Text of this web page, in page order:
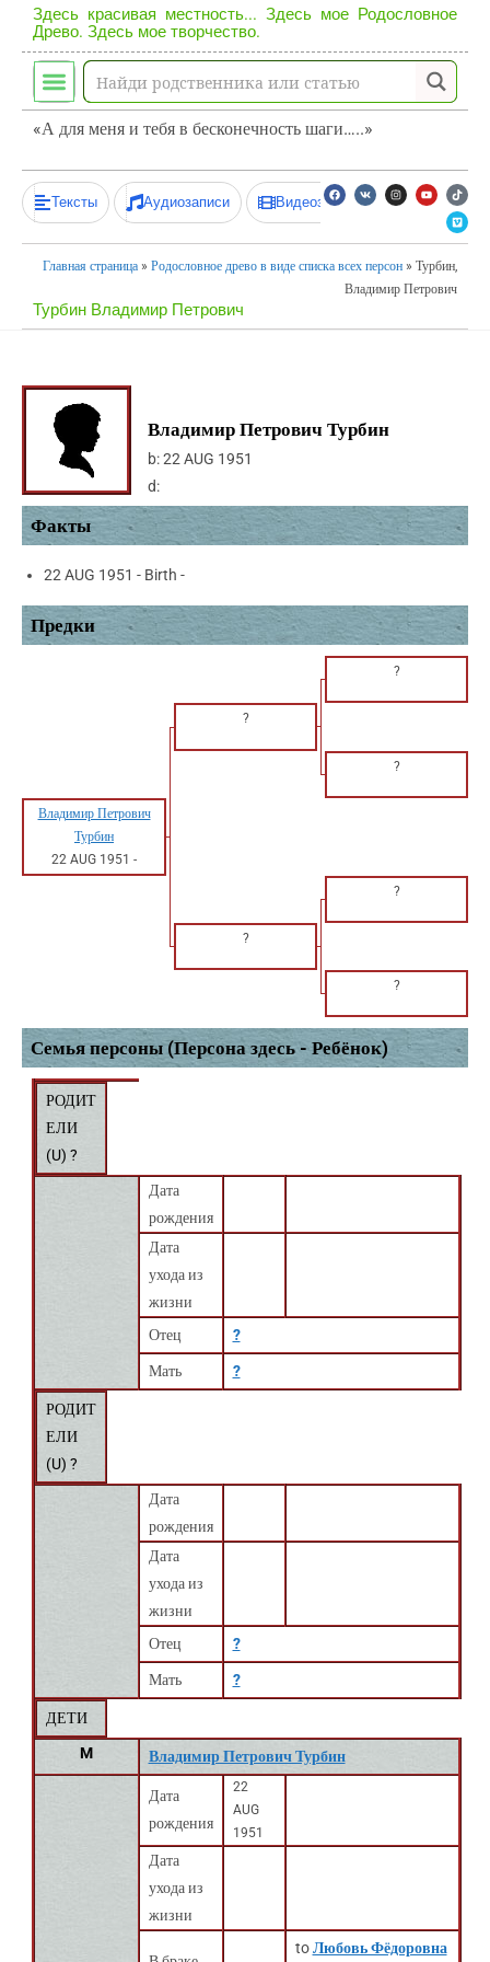
Здесь красивая местность... Здесь мое Родословное
Древо. Здесь мое творчество.
«А для меня и тебя в бесконечность шаги…..»
Тексты Аудиозаписи Видеозаписи
Главная страница » Родословное древо в виде списка всех персон » Турбин,
Владимир Петрович
Турбин Владимир Петрович
Владимир Петрович Турбин
b:22 AUG 1951
d:
Факты
22 AUG 1951 - Birth -
Предки
?
?
?
Владимир Петрович
Турбин
22 AUG 1951 -
?
?
?
Семья персоны (Персона здесь - Ребёнок)
РОДИТ
ЕЛИ
(U) ?
Дата
рождения
Дата
ухода из
жизни
Отец
?
Мать ?
РОДИТ
ЕЛИ
(U) ?
Дата
рождения
Дата
ухода из
жизни
Отец
?
Мать ?
ДЕТИ
M
Владимир Петрович Турбин
Дата
рождения
22
AUG
1951
Дата
ухода из
жизни
toЛюбовь Фёдоровна